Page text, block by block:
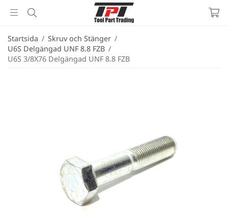
Startsida / Skruv och Stänger /
U6S Delgängad UNF 8.8 FZB /
U6S 3/8X76 Delgängad UNF 8.8 FZB